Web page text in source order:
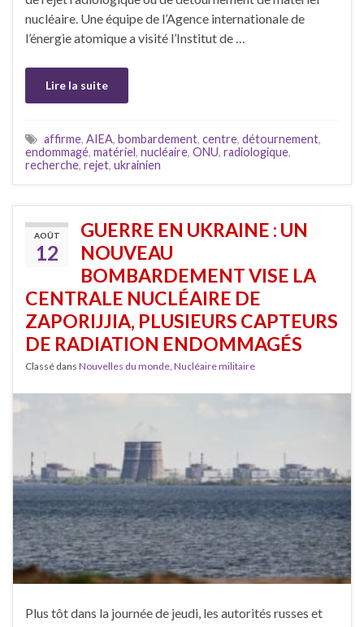
nucléaire. Une équipe de l’Agence internationale de
l’énergie atomique a visité l’Institut de …
Lire la suite
affirme, AIEA, bombardement, centre, détournement,
endommagé, matériel, nucléaire, ONU, radiologique,
recherche, rejet, ukrainien
AOÛT
12
GUERRE EN UKRAINE : UN
NOUVEAU
BOMBARDEMENT VISE LA
CENTRALE NUCLÉAIRE DE
ZAPORIJJIA, PLUSIEURS CAPTEURS
DE RADIATION ENDOMMAGÉS
Classé dans Nouvelles du monde Nucléaire militaire
Plus tôt dans la journée de jeudi, les autorités russes et